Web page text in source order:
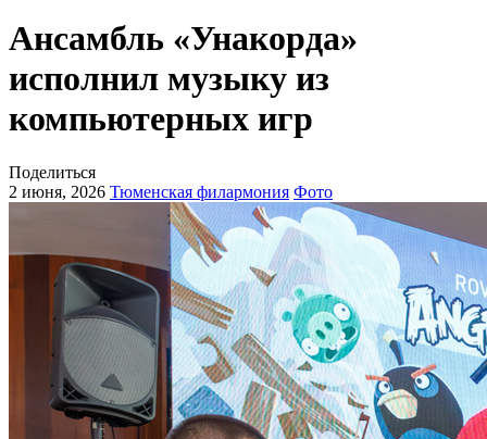
Ансамбль «Унакорда»
исполнил музыку из
компьютерных игр
Поделиться
2 июня, 2026 Тюменская филармония Фото